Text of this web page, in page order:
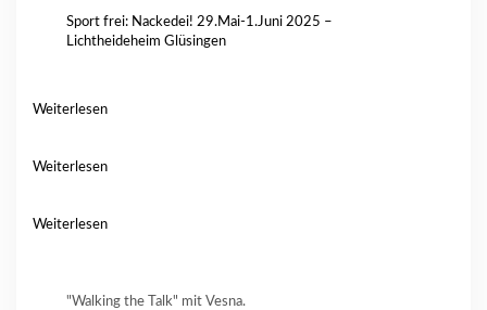
Sport frei: Nackedei! 29.Mai-1.Juni 2025 –
Lichtheideheim Glüsingen
Weiterlesen
Weiterlesen
Weiterlesen
"Walking the Talk" mit Vesna.